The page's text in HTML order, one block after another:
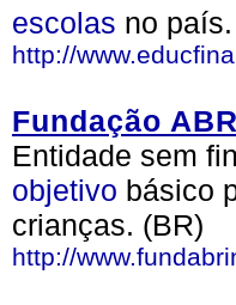
escolas no
http://
Fundação
Entidade sem
objetivo básico
crianças. (BR)
http://